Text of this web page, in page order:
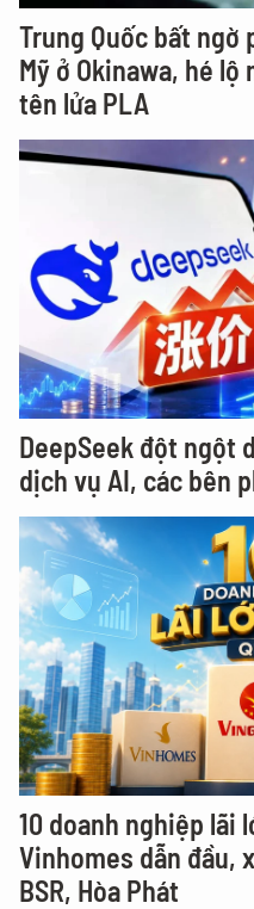
Trung Quốc bất ngờ
Mỹ ở Okinawa, hé
tên lửa PLA
DeepSeek đột ngột
dịch vụ AI, các bên
10 doanh nghiệp lãi
Vinhomes dẫn đầu,
BSR, Hòa Phát